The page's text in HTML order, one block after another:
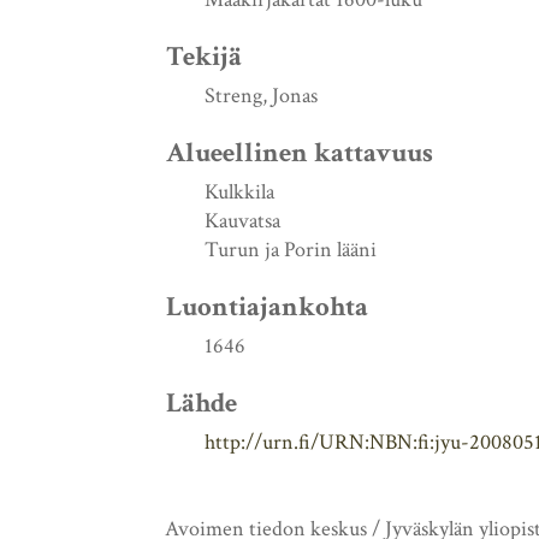
Tekijä
Streng, Jonas
Alueellinen kattavuus
Kulkkila
Kauvatsa
Turun ja Porin lääni
Luontiajankohta
1646
Lähde
http://urn.fi/URN:NBN:fi:jyu-
Avoimen tiedon keskus / Jyväskylän